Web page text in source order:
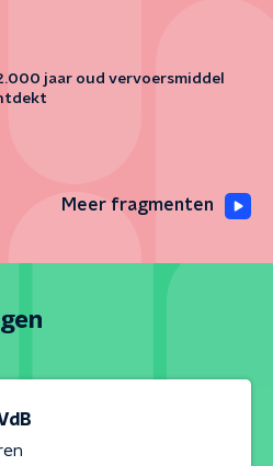
jaar oud vervoersmiddel
Meer fragmenten